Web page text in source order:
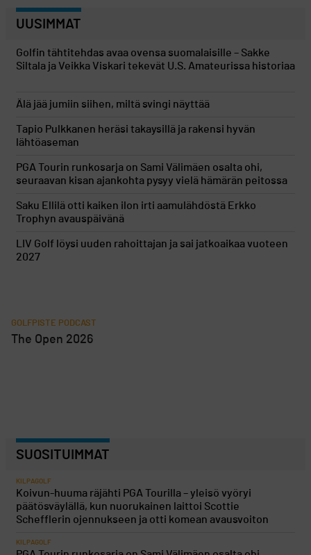
UUSIMMAT
Golfin tähtitehdas avaa ovensa suomalaisille – Sakke
Siltala ja Veikka Viskari tekevät U.S. Amateurissa historiaa
Älä jää jumiin siihen, miltä svingi näyttää
Tapio Pulkkanen heräsi takaysillä ja rakensi hyvän
lähtöaseman
PGA Tourin runkosarja on Sami Välimäen osalta ohi,
seuraavan kisan ajankohta pysyy vielä hämärän peitossa
Saku Ellilä otti kaiken ilon irti aamulähdöstä Erkko
Trophyn avauspäivänä
LIV Golf löysi uuden rahoittajan ja sai jatkoaikaa vuoteen
2027
GOLFPISTE PODCAST
The Open 2026
SUOSITUIMMAT
KILPAGOLF
Koivun-huuma räjähti PGA Tourilla – yleisö vyöryi
päätösväylällä, kun nuorukainen laittoi Scottie
Schefflerin ojennukseen ja otti komean avausvoiton
KILPAGOLF